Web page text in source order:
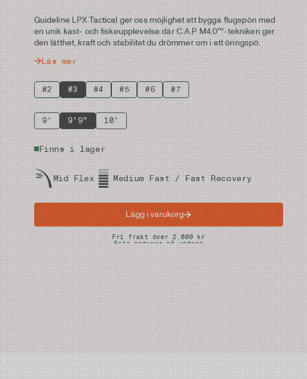
Guideline LPX Tactical ger oss möjlighet att bygga flugspön med
en unik kast- och fiskeupplevelse där C.A.P M4.0™-tekniken ger
den lätthet, kraft och stabilitet du drömmer om i ett öringspö.
Läs mer
#2 #3 #4 #5 #6 #7
9' 9'9" 10'
Finns i lager
Mid Flex Medium Fast / Fast Recovery
Lägg i varukorg
Snabba leveranser
Fri frakt över 2.000 kr